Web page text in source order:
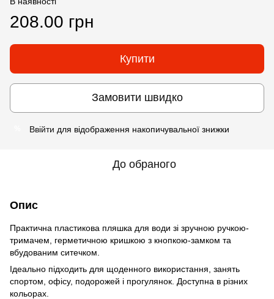
208.00 грн
Купити
Замовити швидко
Ввійти для відображення накопичувальної знижки
До обраного
Опис
Практична пластикова пляшка для води зі зручною ручкою-
тримачем, герметичною кришкою з кнопкою-замком та
вбудованим ситечком.
Ідеально підходить для щоденного використання, занять
спортом, офісу, подорожей і прогулянок. Доступна в різних
кольорах.